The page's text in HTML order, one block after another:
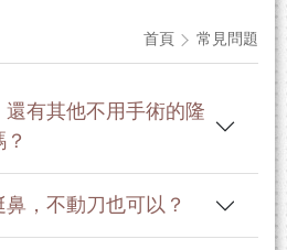
首頁 常見問題
還有其他不用手術的隆
，不動刀也可以？